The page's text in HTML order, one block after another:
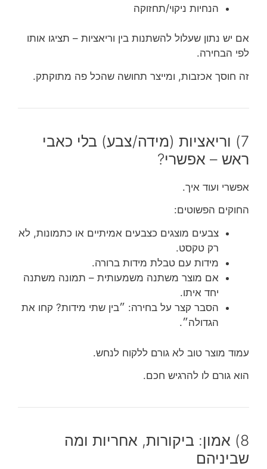
הנחיות ניקוי/תחזוקה
אם יש נתון שעלול להשתנות בין וריאציות – תציגו אותו
לפי הבחירה.
זה חוסך אכזבות, ומייצר תחושה שהכל פה מתוקתק.
7) וריאציות (מידה/צבע) בלי כאבי
ראש – אפשרי?
אפשרי ועוד איך.
החוקים הפשוטים:
צבעים מוצגים כצבעים אמיתיים או כתמונות, לא
רק טקסט.
מידות עם טבלת מידות ברורה.
אם מוצר משתנה משמעותית – תמונה משתנה
יחד איתו.
הסבר קצר על בחירה: ״בין שתי מידות? קחו את
הגדולה״.
עמוד מוצר טוב לא גורם ללקוח לנחש.
הוא גורם לו להרגיש חכם.
8) אמון: ביקורות, אחריות ומה
שביניהם